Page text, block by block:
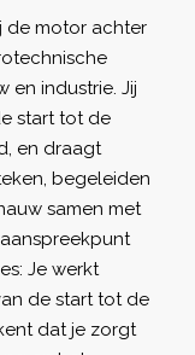
de motor achter
en industrie. Jij
start tot de
en draagt
begeleiden
samen met
Je werkt
de start tot de
dat je zorgt